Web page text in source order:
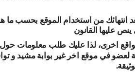
من استخدام الموقع بحسب ما هو
عليها القانون
اخرى، لذا عليك طلب معلومات
في موقع اخر غير بوابة مشيد و
.